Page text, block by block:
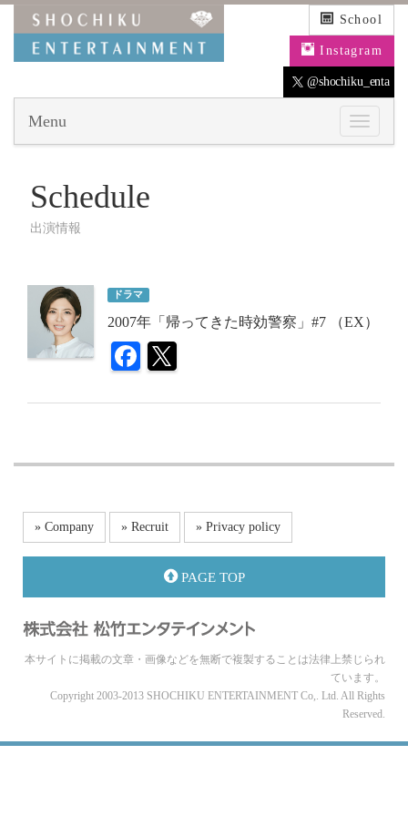
School
Instagram
@shochiku_enta
Menu
Schedule
出演情報
ドラマ
2007年「帰ってきた時効警察」#7 （EX）
» Company » Recruit » Privacy policy
PAGE TOP
本サイトに掲載の文章・画像などを無断で複製することは法律上禁じられ
ています。
Copyright 2003-2013 SHOCHIKU ENTERTAINMENT Co,. Ltd. All Rights
Reserved.